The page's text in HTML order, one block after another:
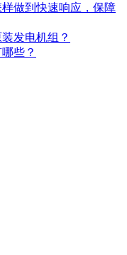
做到快速响应，保障
发电机组？
些？